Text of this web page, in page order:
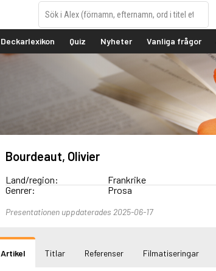
Deckarlexikon Quiz Nyheter Vanliga frågor
Bourdeaut, Olivier
Land/region:
Frankrike
Genrer:
Prosa
Presentationen uppdaterades 2025-06-17
Artikel Titlar Referenser Filmatiseringar